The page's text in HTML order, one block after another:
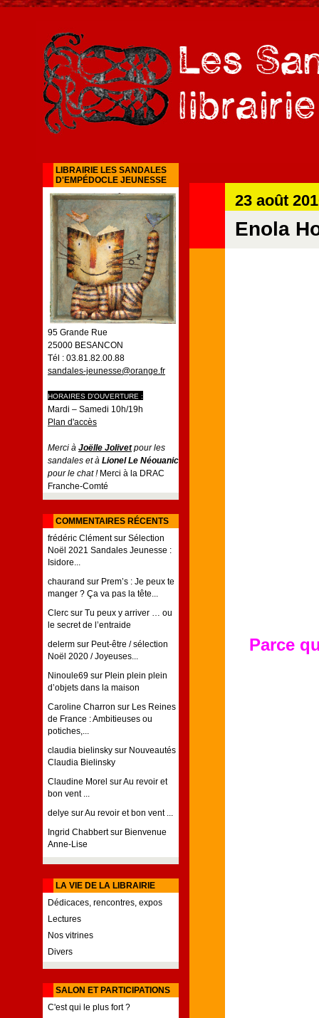
LIBRAIRIE LES SANDALES
D'EMPÉDOCLE JEUNESSE
95 Grande Rue
25000 BESANCON
Tél : 03.81.82.00.88
sandales-jeunesse@orange.fr
HORAIRES D'OUVERTURE :
Mardi – Samedi 10h/19h
Plan d'accès
Merci à Joëlle Jolivetpour les
sandales et à Lionel Le Néouanic
pour le chat !Merci à la DRAC
Franche-Comté
COMMENTAIRES RÉCENTS
frédéric Clémentsur Sélection
Noël 2021 Sandales Jeunesse :
Isidore...
chaurand sur Prem’s : Je peux te
manger ? Ça va pas la tête...
Clerc sur Tu peux y arriver … ou
le secret de l’entraide
delerm sur Peut-être / sélection
Noël 2020 / Joyeuses...
Ninoule69 sur Plein plein plein
d’objets dans la maison
Caroline Charron sur Les Reines
de France : Ambitieuses ou
potiches,...
claudia bielinsky sur Nouveautés
Claudia Bielinsky
Claudine Morel surAu revoir et
bon vent ...
delye surAu revoir et bon vent ...
Ingrid Chabbertsur Bienvenue
Anne-Lise
LA VIE DE LA LIBRAIRIE
Dédicaces, rencontres, expos
Lectures
Nos vitrines
Divers
SALON ET PARTICIPATIONS
C'est qui le plus fort ?
23 août
Enola
Parce